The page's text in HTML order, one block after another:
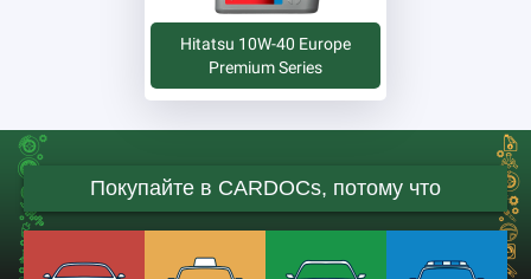
Hitatsu 10W-40 Europe
Premium Series
Покупайте в CARDOCs, потому что